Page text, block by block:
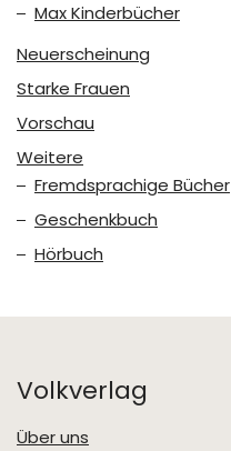
Max Kinderbücher
Neuerscheinung
Starke Frauen
Vorschau
Weitere
Fremdsprachige Bücher
Geschenkbuch
Hörbuch
Volkverlag
Über uns